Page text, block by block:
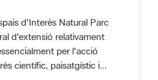
científic, paisatgístic i...